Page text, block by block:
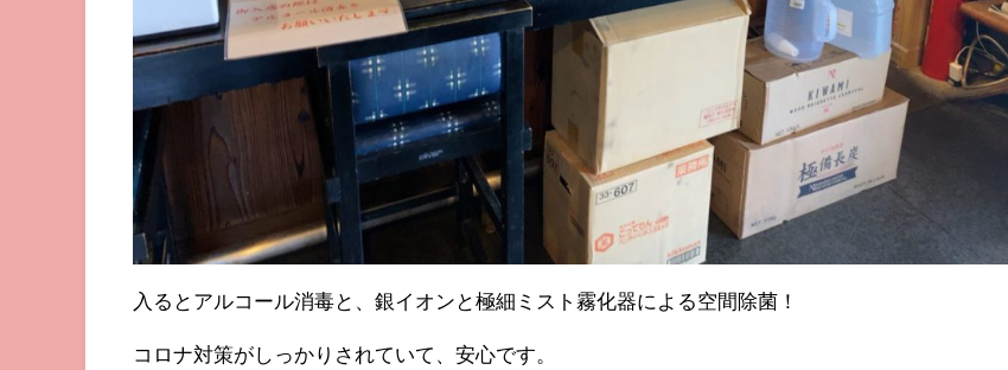
入るとアルコール消毒と、銀イオンと極細ミスト霧化器による空間除菌！
コロナ対策がしっかりされていて、安心です。